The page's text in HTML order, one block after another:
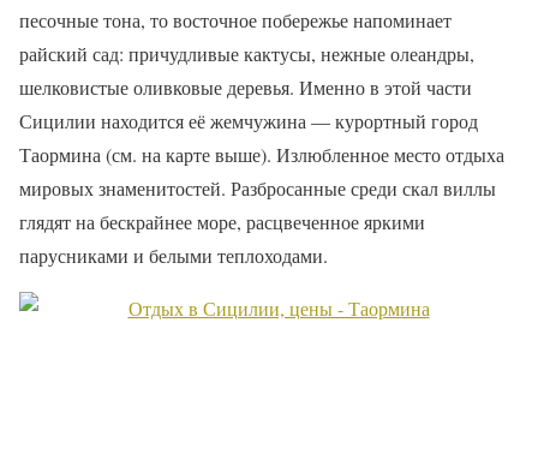
песочные тона, то восточное побережье напоминает
райский сад: причудливые кактусы, нежные олеандры,
шелковистые оливковые деревья. Именно в этой части
Сицилии находится её жемчужина — курортный город
Таормина (см. на карте выше). Излюбленное место отдыха
мировых знаменитостей. Разбросанные среди скал виллы
глядят на бескрайнее море, расцвеченное яркими
парусниками и белыми теплоходами.